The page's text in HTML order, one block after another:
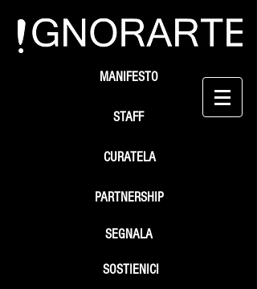
STAFF
SEGNALA
SOSTIENICI
MANIFESTO
PARTNERSHIP
CURATELA